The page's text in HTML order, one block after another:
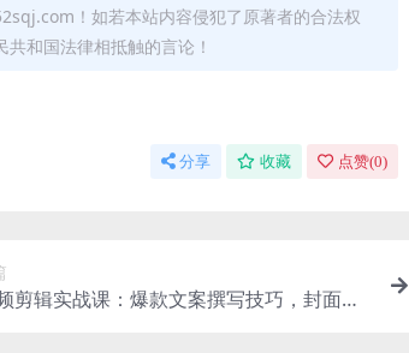
！如若本站内容侵犯了原著者的合法权
和国法律相抵触的言论！
分享 收藏 点赞(0)
剪辑实战课：爆款文案撰写技巧，封面设